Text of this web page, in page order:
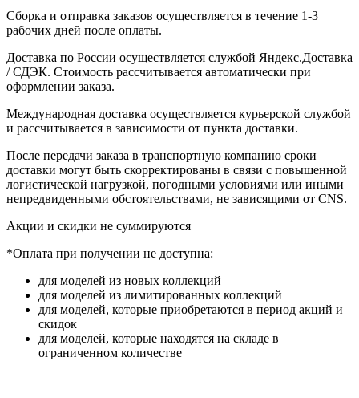
Сборка и отправка заказов осуществляется в течение 1-3
рабочих дней после оплаты.
Доставка по России осуществляется службой Яндекс.Доставка
/ СДЭК. Стоимость рассчитывается автоматически при
оформлении заказа.
Международная доставка осуществляется курьерской службой
и рассчитывается в зависимости от пункта доставки.
После передачи заказа в транспортную компанию сроки
доставки могут быть скорректированы в связи с повышенной
логистической нагрузкой, погодными условиями или иными
непредвиденными обстоятельствами, не зависящими от CNS.
Акции и скидки не суммируются
*Оплата при получении не доступна:
для моделей из новых коллекций
для моделей из лимитированных коллекций
для моделей, которые приобретаются в период акций и
скидок
для моделей, которые находятся на складе в
ограниченном количестве